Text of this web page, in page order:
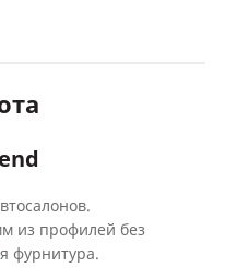
из профилей без
фурнитура.